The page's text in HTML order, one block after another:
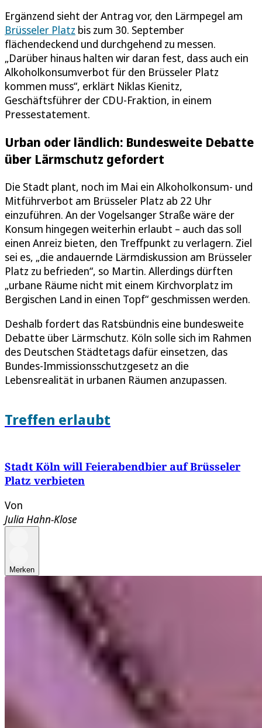
Ergänzend sieht der Antrag vor, den Lärmpegel am
Brüsseler Platz bis zum 30. September
flächendeckend und durchgehend zu messen.
„Darüber hinaus halten wir daran fest, dass auch ein
Alkoholkonsumverbot für den Brüsseler Platz
kommen muss“, erklärt Niklas Kienitz,
Geschäftsführer der CDU-Fraktion, in einem
Pressestatement.
Urban oder ländlich: Bundesweite Debatte
über Lärmschutz gefordert
Die Stadt plant, noch im Mai ein Alkoholkonsum- und
Mitführverbot am Brüsseler Platz ab 22 Uhr
einzuführen. An der Vogelsanger Straße wäre der
Konsum hingegen weiterhin erlaubt – auch das soll
einen Anreiz bieten, den Treffpunkt zu verlagern. Ziel
sei es, „die andauernde Lärmdiskussion am Brüsseler
Platz zu befrieden“, so Martin. Allerdings dürften
„urbane Räume nicht mit einem Kirchvorplatz im
Bergischen Land in einen Topf“ geschmissen werden.
Deshalb fordert das Ratsbündnis eine bundesweite
Debatte über Lärmschutz. Köln solle sich im Rahmen
des Deutschen Städtetags dafür einsetzen, das
Bundes-Immissionsschutzgesetz an die
Lebensrealität in urbanen Räumen anzupassen.
Treffen erlaubt
Stadt Köln will Feierabendbier auf Brüsseler
Platz verbieten
Von
Julia Hahn-Klose
Merken